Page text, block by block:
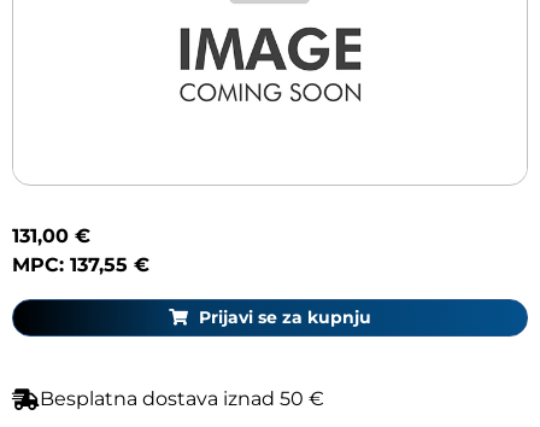
131,00 €
MPC: 137,55 €
Prijavi se za kupnju
Besplatna dostava iznad 50 €